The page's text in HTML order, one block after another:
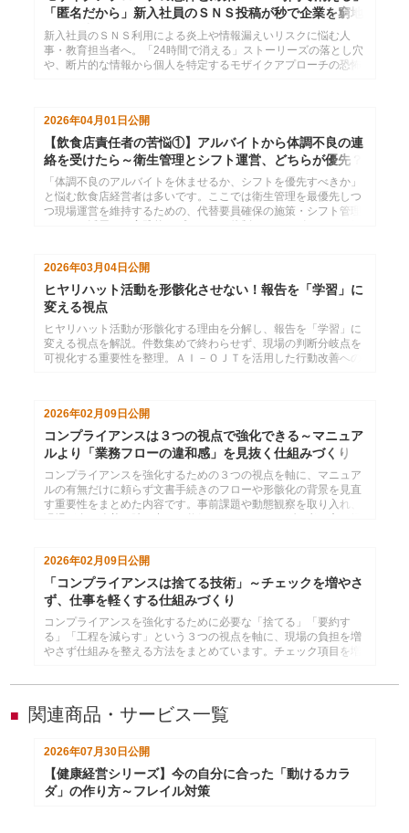
「匿名だから」新入社員のＳＮＳ投稿が秒で企業を窮地
に追い込む
新入社員のＳＮＳ利用による炎上や情報漏えいリスクに悩む人
事・教育担当者へ。「24時間で消える」ストーリーズの落とし穴
や、断片的な情報から個人を特定するモザイクアプローチの恐怖
2026年04月01日 公開
【飲食店責任者の苦悩①】アルバイトから体調不良の連
絡を受けたら～衛生管理とシフト運営、どちらが優先？
「体調不良のアルバイトを休ませるか、シフトを優先すべきか」
と悩む飲食店経営者は多いです。ここでは衛生管理を最優先しつ
つ現場運営を維持するための、代替要員確保の施策・シフト管理
2026年03月04日公開
ヒヤリハット活動を形骸化させない！報告を「学習」に
変える視点
ヒヤリハット活動が形骸化する理由を分解し、報告を「学習」に
変える視点を解説。件数集めで終わらせず、現場の判断分岐点を
可視化する重要性を整理。ＡＩ－ＯＪＴを活用した行動改善への
2026年02月09日 公開
コンプライアンスは３つの視点で強化できる～マニュア
ルより「業務フローの違和感」を見抜く仕組みづくり
コンプライアンスを強化するための３つの視点を軸に、マニュア
ルの有無だけに頼らず文書手続きのフローや形骸化の背景を見直
す重要性をまとめた内容です。事前課題や動態観察を取り入れ、
2026年02月09日公開
「コンプライアンスは捨てる技術」～チェックを増やさ
ず、仕事を軽くする仕組みづくり
コンプライアンスを強化するために必要な「捨てる」「要約す
る」「工程を減らす」という３つの視点を軸に、現場の負担を増
やさず仕組みを整える方法をまとめています。チェック項目を増
■ 関連商品・サービス一覧
2026年07月30日 公開
【健康経営シリーズ】今の自分に合った「動けるカラ
ダ」の作り方～フレイル対策